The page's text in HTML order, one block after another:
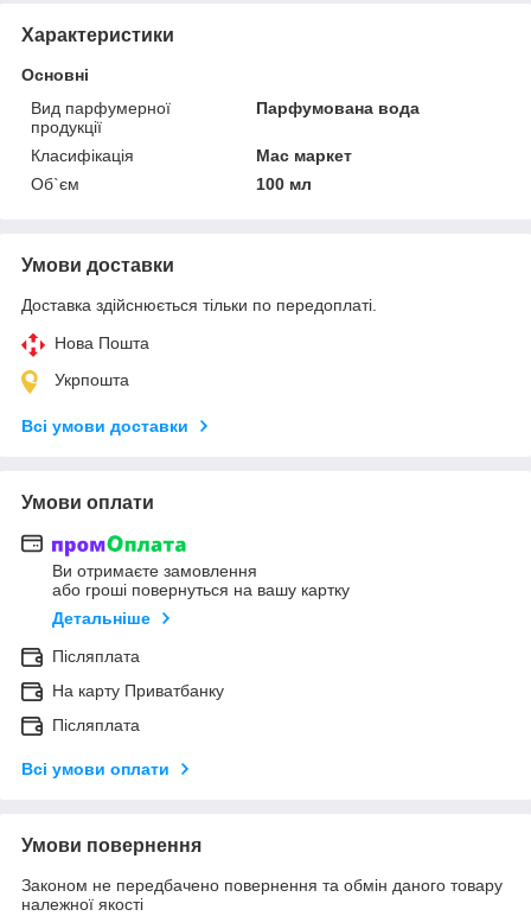
Характеристики
Основні
Вид парфумерної
продукції
Парфумована вода
Класифікація
Мас маркет
Об`єм
100 мл
Умови доставки
Доставка здійснюється тільки по передоплаті.
Нова Пошта
Укрпошта
Всі умови доставки
Умови оплати
Ви отримаєте замовлення
або гроші повернуться на вашу картку
Детальніше
Післяплата
На карту Приватбанку
Післяплата
Всі умови оплати
Умови повернення
Законом не передбачено повернення та обмін даного товару
належної якості